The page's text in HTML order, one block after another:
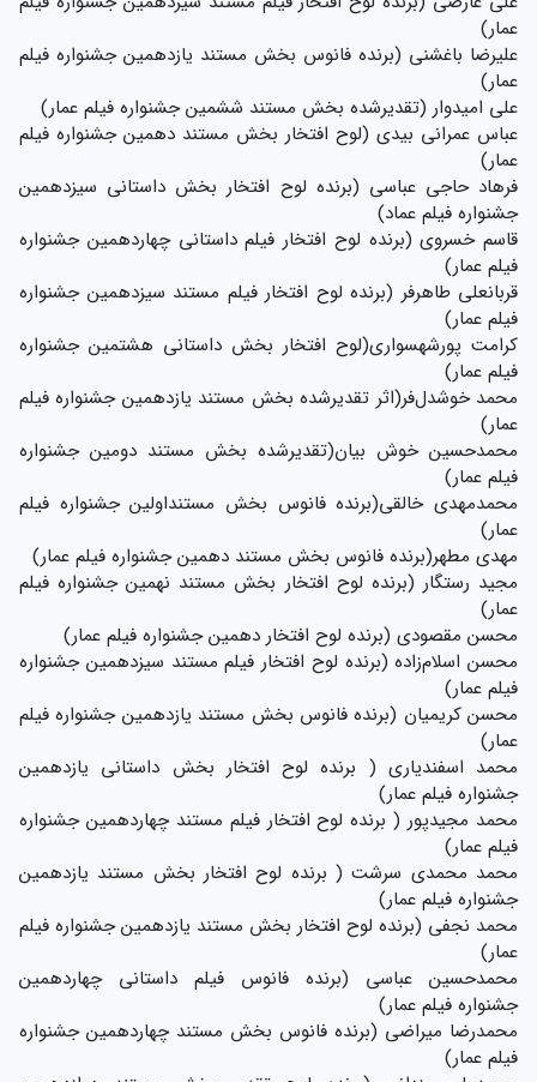
عمار)
علیرضا باغشنی (برنده فانوس بخش مستند یازدهمین جشنواره فیلم
عمار)
علی امیدوار (تقدیرشده بخش مستند ششمین جشنواره فیلم عمار)
عباس عمرانی بیدی (لوح افتخار بخش مستند دهمین جشنواره فیلم
عمار)
فرهاد حاجی عباسی (برنده لوح افتخار بخش داستانی سیزدهمین
جشنواره فیلم عماد)
قاسم خسروی (برنده لوح افتخار فیلم داستانی چهاردهمین جشنواره
فیلم عمار)
قربانعلی طاهرفر (برنده لوح افتخار فیلم مستند سیزدهمین جشنواره
فیلم عمار)
کرامت پورشهسواری(لوح افتخار بخش داستانی هشتمین جشنواره
فیلم عمار)
محمد خوشدل‌فر(اثر تقدیرشده بخش مستند یازدهمین جشنواره فیلم
عمار)
محمدحسین خوش بیان(تقدیرشده بخش مستند دومین جشنواره
فیلم عمار)
محمدمهدی خالقی(برنده فانوس بخش مستنداولین جشنواره فیلم
عمار)
مهدی مطهر(برنده فانوس بخش مستند دهمین جشنواره فیلم عمار)
مجید رستگار (برنده لوح افتخار بخش مستند نهمین جشنواره فیلم
عمار)
محسن مقصودی (برنده لوح افتخار دهمین جشنواره فیلم عمار)
محسن اسلام‌زاده (برنده لوح افتخار فیلم مستند سیزدهمین جشنواره
فیلم عمار)
محسن کریمیان (برنده فانوس بخش مستند یازدهمین جشنواره فیلم
عمار)
محمد اسفندیاری ( برنده لوح افتخار بخش داستانی یازدهمین
جشنواره فیلم عمار)
محمد مجیدپور ( برنده لوح افتخار فیلم مستند چهاردهمین جشنواره
فیلم عمار)
محمد محمدی سرشت ( برنده لوح افتخار بخش مستند یازدهمین
جشنواره فیلم عمار)
محمد نجفی (برنده لوح افتخار بخش مستند یازدهمین جشنواره فیلم
عمار)
محمدحسین عباسی (برنده فانوس فیلم داستانی چهاردهمین
جشنواره فیلم عمار)
محمدرضا میراضی (برنده فانوس بخش مستند چهاردهمین جشنواره
فیلم عمار)